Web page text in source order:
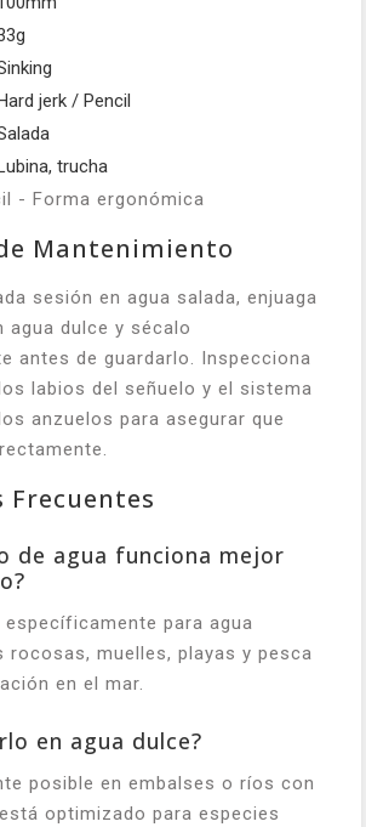
jerk / Pencil
trucha
Mantenimiento
sesión en agua salada, enjuaga
agua dulce y sécalo
antes de guardarlo. Inspecciona
labios del señuelo y el sistema
anzuelos para asegurar que
Frecuentes
de agua funciona mejor
específicamente para agua
rocosas, muelles, playas y pesca
en el mar.
en agua dulce?
posible en embalses o ríos con
optimizado para especies